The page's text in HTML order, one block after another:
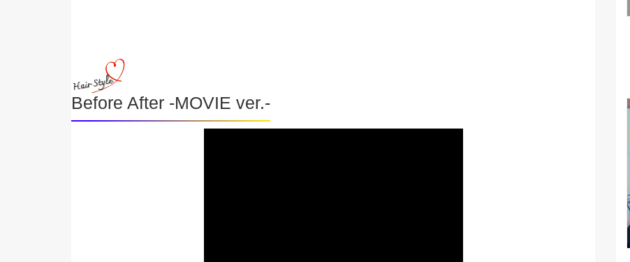
Before After -MOVIE ver.-